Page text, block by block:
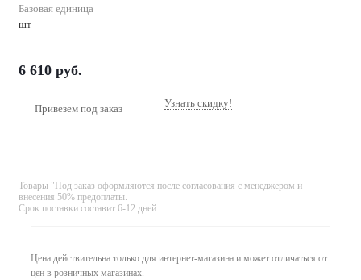
Базовая единица
шт
6 610 руб.
Привезем под заказ Узнать скидку!
Товары "Под заказ оформляются после согласования с менеджером и
внесения 50% предоплаты.
Срок поставки составит 6-12 дней.
Цена действительна только для интернет-магазина и может отличаться от
цен в розничных магазинах.